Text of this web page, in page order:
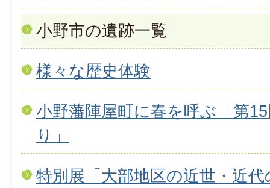
小野市の遺跡一覧
様々な歴史体験
小野藩陣屋町に春を呼ぶ「第
り」
特別展「大部地区の近世・近